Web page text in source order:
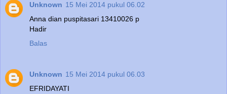
Unknown 15 Mei 2014 pukul 06.02
Anna dian puspitasari 13410026 p
Hadir
Balas
Unknown 15 Mei 2014 pukul 06.03
EFRIDAYATI